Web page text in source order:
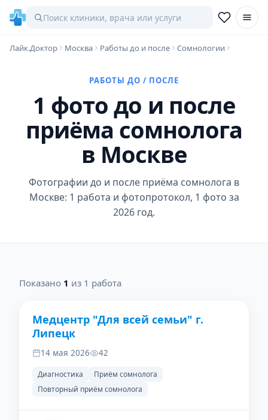
Лайк.Доктор Москва Работы до и после Сомнологии
РАБОТЫ ДО / ПОСЛЕ
1 фото до и после
приёма сомнолога
в Москве
Фотографии до и после приёма сомнолога в
Москве: 1 работа и фотопротокол, 1 фото за
2026 год.
Показано 1 из 1 работа
Медцентр "Для всей семьи" г.
Липецк
14 мая 2026 42
Диагностика
Приём сомнолога
Повторный приём сомнолога